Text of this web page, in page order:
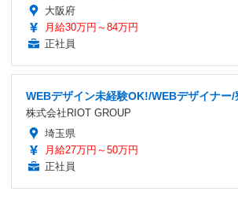
大阪府
月給30万円～84万円
正社員
WEBデザイン未経験OK!/WEBデザイナー
株式会社RIOT GROUP
埼玉県
月給27万円～50万円
正社員